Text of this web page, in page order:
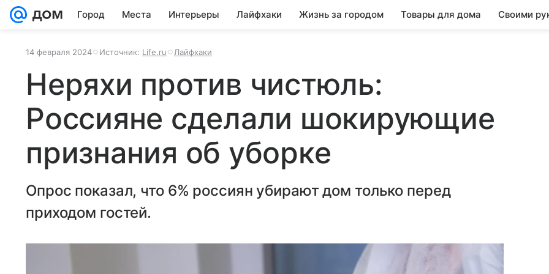
Город Места Интерьеры Лайфхаки Жизнь за городом Товары для дома Своими
14 февраля 2024 Источник: Life.ru Лайфхаки
Неряхи против чистюль:
Россияне сделали шокирующие
признания об уборке
Опрос показал, что 6% россиян убирают дом только перед
приходом гостей.